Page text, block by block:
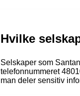
Hvilke
Selskaper som
telefonnummeret
man deler sensitiv